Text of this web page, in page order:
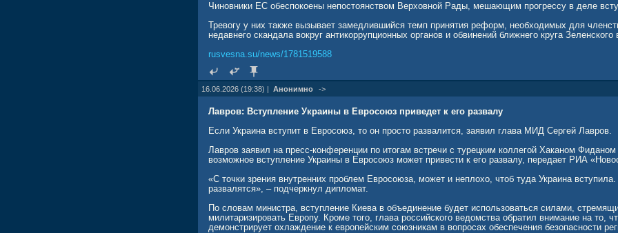
Чиновники ЕС обеспокоены непостоянством Верховной Рады, мешающим прогрессу в деле
Тревогу у них также вызывает замедлившийся темп принятия реформ, необходимых для
недавнего скандала вокруг антикоррупционных органов и обвинений ближнего круга Зеленского
rusvesna.su/news/1781519588
16.06.2026 (19:38) | Анонимно ->
Лавров: Вступление Украины в Евросоюз приведет к его развалу
Если Украина вступит в Евросоюз, то он просто развалится, заявил глава МИД Сергей Лавров.
Лавров заявил на пресс-конференции по итогам встречи с турецким коллегой Хаканом
возможное вступление Украины в Евросоюз может привести к его развалу, передает РИА
«С точки зрения внутренних проблем Евросоюза, может и неплохо, чтоб туда Украина
развалятся», – подчеркнул дипломат.
По словам министра, вступление Киева в объединение будет использоваться силами,
милитаризировать Европу. Кроме того, глава российского ведомства обратил внимание на то,
демонстрирует охлаждение к европейским союзникам в вопросах обеспечения безопасности